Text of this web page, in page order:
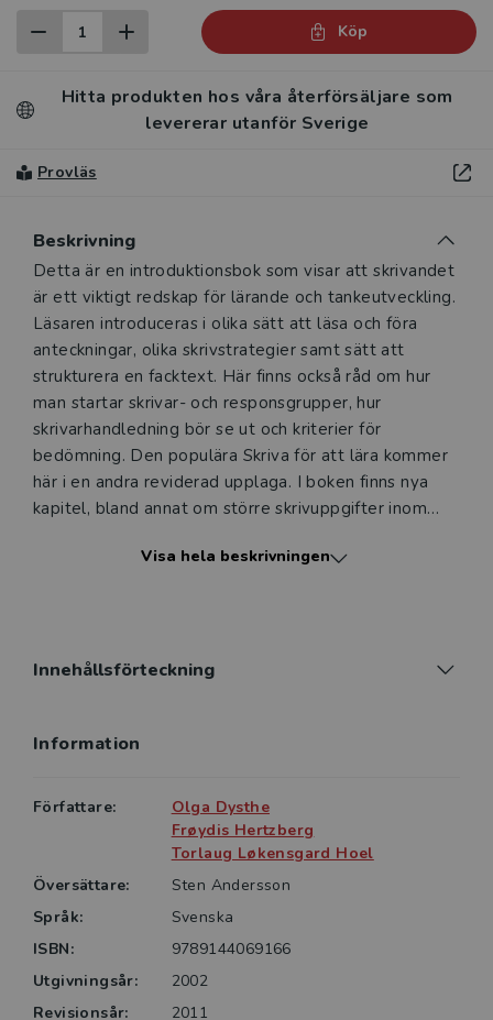
Köp
Hitta produkten hos våra återförsäljare som
levererar utanför Sverige
Provläs
Beskrivning
Beskrivning
Detta är en introduktionsbok som visar att skrivandet
är ett viktigt redskap för lärande och tankeutveckling.
Läsaren introduceras i olika sätt att läsa och föra
anteckningar, olika skrivstrategier samt sätt att
strukturera en facktext. Här finns också råd om hur
man startar skrivar- och responsgrupper, hur
skrivarhandledning bör se ut och kriterier för
bedömning. Den populära Skriva för att lära kommer
här i en andra reviderad upplaga. I boken finns nya
kapitel, bland annat om större skrivuppgifter inom
studenter som önskar skriva texter med hög kvalitet.
Visa hela beskrivningen
Innehållsförteckning
Information
Författare:
Olga Dysthe
Frøydis Hertzberg
Torlaug Løkensgard Hoel
Översättare:
Sten Andersson
Språk:
Svenska
ISBN:
9789144069166
Utgivningsår:
2002
Revisionsår:
2011